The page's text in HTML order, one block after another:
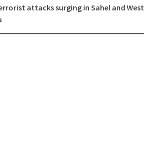
attacks surging in Sahel and West